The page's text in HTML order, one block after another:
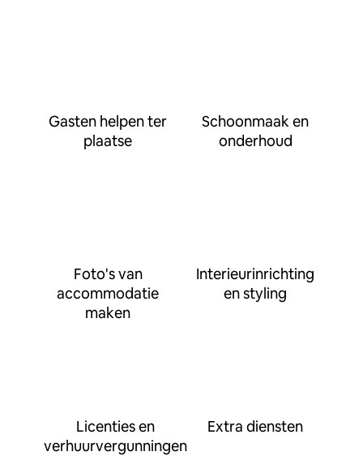
Gasten helpen ter
plaatse
Schoonmaak en
onderhoud
Foto's van
accommodatie
maken
Interieurinrichting
en styling
Licenties en
verhuurvergunningen
Extra diensten